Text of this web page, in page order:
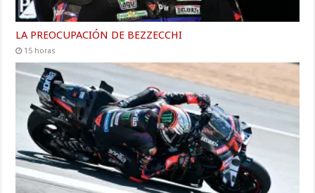
LA PREOCUPACIÓN DE BEZZECCHI
15 horas